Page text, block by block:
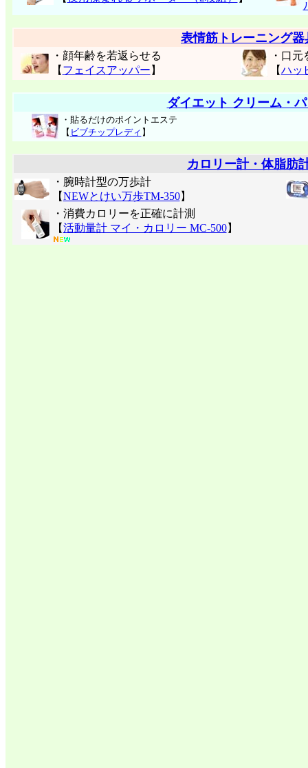
表情筋トレーニング器
・顔年齢を若返らせる
【 フェイスアッパー 】
・口
【ハッ
ダイエット クリーム・
・貼るだけのポイントエステ
【 ビブチップレディ 】
カロリー計・体脂肪
・腕時計型の万歩計
【NEWとけい万歩TM-350】
・消費カロリーを正確に計測
【活動量計 マイ・カロリー MC-500】